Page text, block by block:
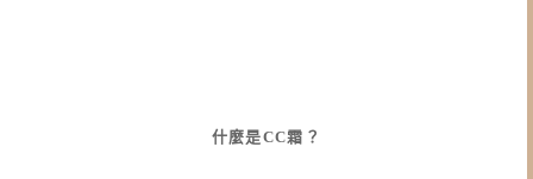
什麼是CC霜？